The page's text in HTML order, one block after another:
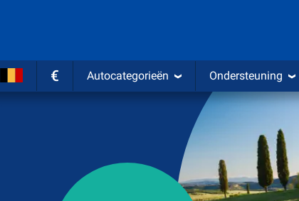
€ Autocategorieën Ondersteuning